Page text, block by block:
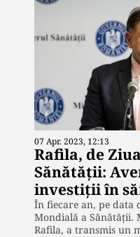
07 Apr. 2023, 12:13
Rafila, de
Sănătății:
investiţii în
În fiecare an, pe data
Mondială a Sănătății.
Rafila, a transmis un